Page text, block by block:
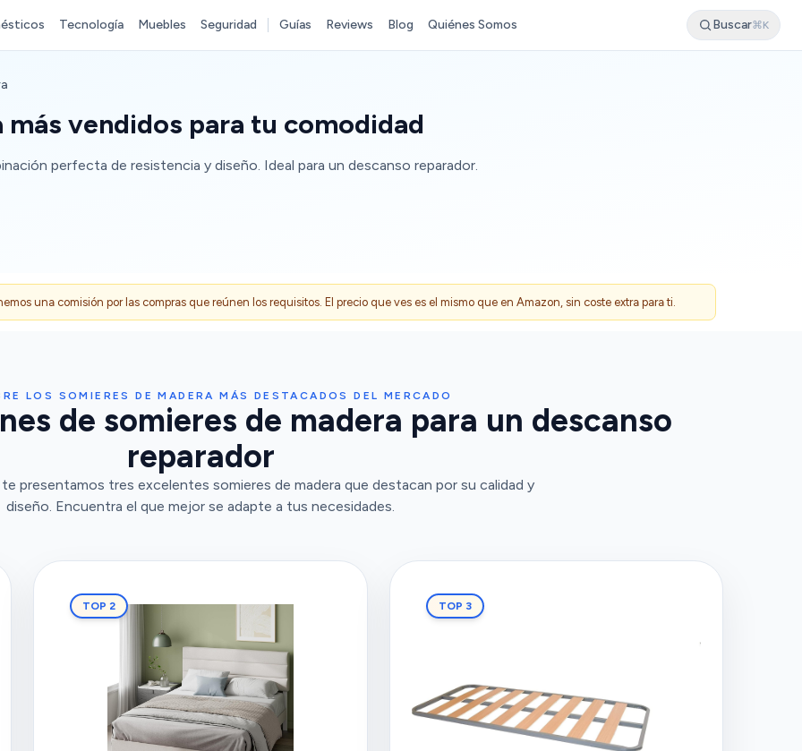
Tecnología Muebles Seguridad Guías Reviews Blog Quiénes Somos Buscar⌘K
más vendidos para tu comodidad
perfecta de resistencia y diseño. Ideal para un descanso reparador.
una comisión por las compras que reúnen los requisitos. El precio que ves es el mismo que en Amazon, sin coste extra para ti.
LOS SOMIERES DE MADERA MÁS DESTACADOS DEL MERCADO
de somieres de madera para un descanso
reparador
presentamos tres excelentes somieres de madera que destacan por su calidad y
diseño. Encuentra el que mejor se adapte a tus necesidades.
TOP 2 TOP 3